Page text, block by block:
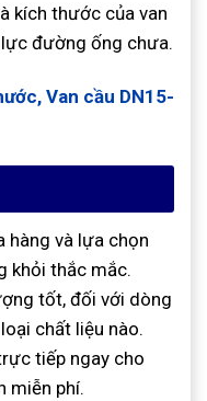
kích thước của van
đường ống chưa.
Van cầu DN15-
hàng và lựa chọn
khỏi thắc mắc.
tốt, đối với dòng
chất liệu nào.
tiếp ngay cho
miễn phí.